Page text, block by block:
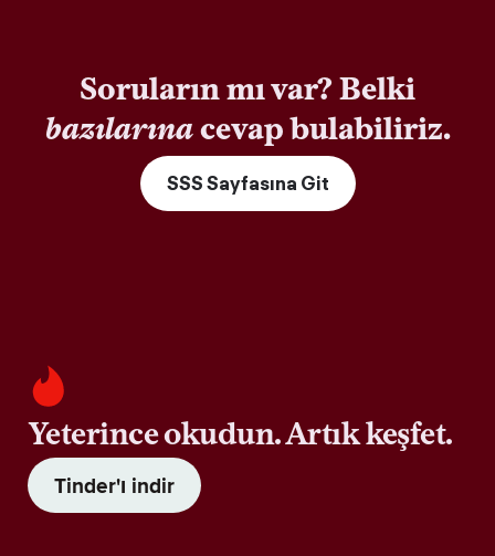
Soruların mı var? Belki
bazılarınacevap bulabiliriz.
SSS Sayfasına Git
Yeterince okudun. Artık keşfet.
Tinder'ı indir